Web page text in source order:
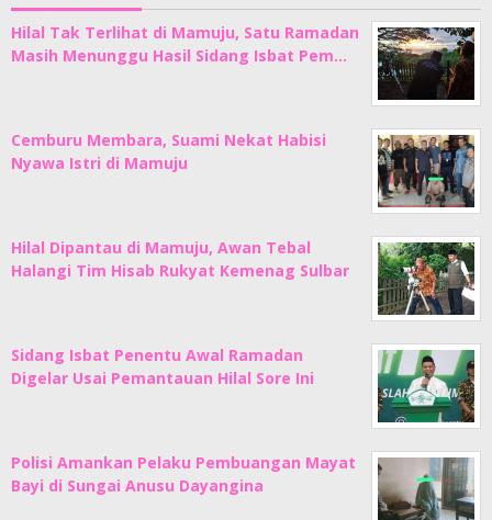
Hilal Tak Terlihat di Mamuju, Satu Ramadan
Masih Menunggu Hasil Sidang Isbat Pem…
Cemburu Membara, Suami Nekat Habisi
Nyawa Istri di Mamuju
Hilal Dipantau di Mamuju, Awan Tebal
Halangi Tim Hisab Rukyat Kemenag Sulbar
Sidang Isbat Penentu Awal Ramadan
Digelar Usai Pemantauan Hilal Sore Ini
Polisi Amankan Pelaku Pembuangan Mayat
Bayi di Sungai Anusu Dayangina